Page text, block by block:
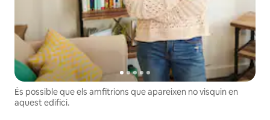
És possible que els amfitrions que apareixen no visquin en
aquest edifici.